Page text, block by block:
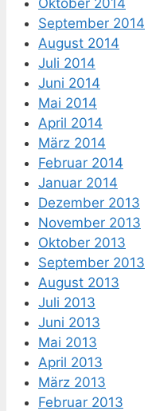
September 2014
August 2014
Juli 2014
Juni 2014
Mai 2014
April 2014
März 2014
Februar 2014
Januar 2014
Dezember 2013
November 2013
Oktober 2013
September 2013
August 2013
Juli 2013
Juni 2013
Mai 2013
April 2013
März 2013
Februar 2013